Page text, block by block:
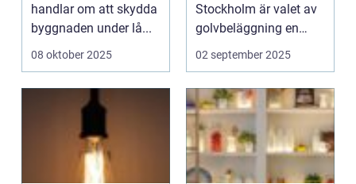
handlar om att skydda
byggnaden under lå...
08 oktober 2025
Stockholm är valet av
golvbeläggning en
viktig aspekt ...
02 september 2025